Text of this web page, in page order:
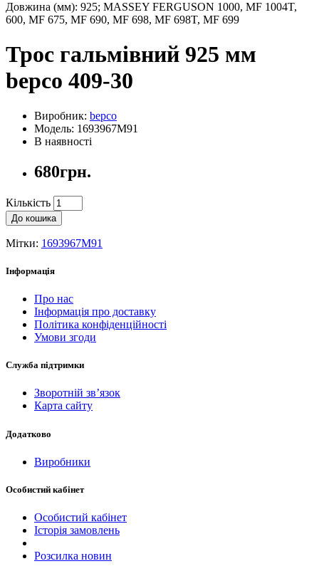
Довжина (мм): 925; MASSEY FERGUSON 1000, MF 1004T,
600, MF 675, MF 690, MF 698, MF 698T, MF 699
Трос гальмівний 925 мм
bepco 409-30
Виробник: bepco
Модель: 1693967M91
В наявності
680грн.
Кількість
До кошика
Мітки: 1693967M91
Інформація
Про нас
Інформація про доставку
Політика конфіденційності
Умови згоди
Служба підтримки
Зворотній зв’язок
Карта сайту
Додатково
Виробники
Особистий кабінет
Особистий кабінет
Історія замовлень
Розсилка новин